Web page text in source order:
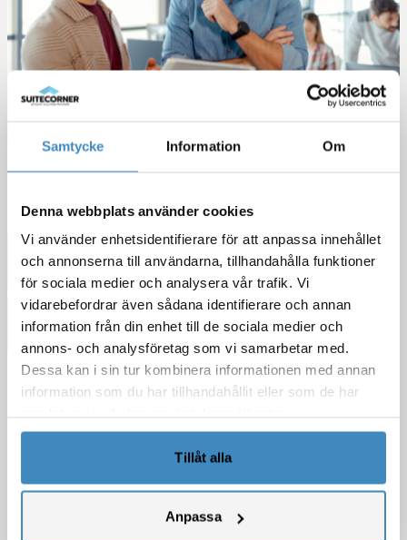
Samtycke Information Om
Denna webbplats använder cookies
Vi använder enhetsidentifierare för att anpassa innehållet
och annonserna till användarna, tillhandahålla funktioner
för sociala medier och analysera vår trafik. Vi
vidarebefordrar även sådana identifierare och annan
information från din enhet till de sociala medier och
annons- och analysföretag som vi samarbetar med.
Dessa kan i sin tur kombinera informationen med annan
information som du har tillhandahållit eller som de har
Tillåt alla
Anpassa
Kategorier
Sortera efter år
Se fler blogginlägg
Insikt